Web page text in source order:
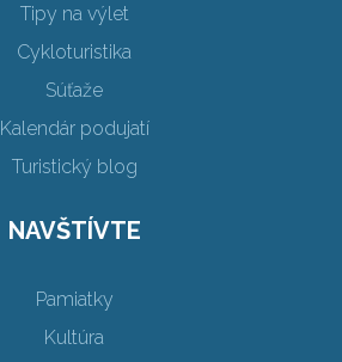
Tipy na výlet
Cykloturistika
Súťaže
Kalendár podujatí
Turistický blog
NAVŠTÍVTE
Pamiatky
Kultúra